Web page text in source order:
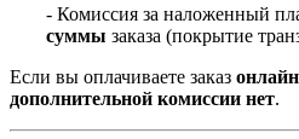
- Комиссия за наложенный
суммы заказа (покрытие
Если вы оплачиваете заказ онлайн
дополнительной комиссии нет.